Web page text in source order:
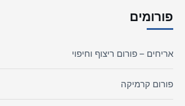
פורומים
אריחים – פורום ריצוף וחיפוי
פורום קרמיקה